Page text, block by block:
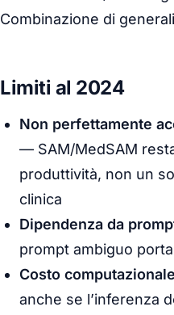
Combinazione di
Limiti al 2024
Non perfettamente
— SAM/MedSAM
produttività, non un
clinica
Dipendenza da
prompt ambiguo
Costo computazionale
anche se l’inferenza